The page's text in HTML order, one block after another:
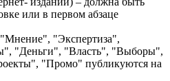
или в первом абзаце
"Экспертиза",
"Деньги", "Власть", "Выборы",
"Промо" публикуются на